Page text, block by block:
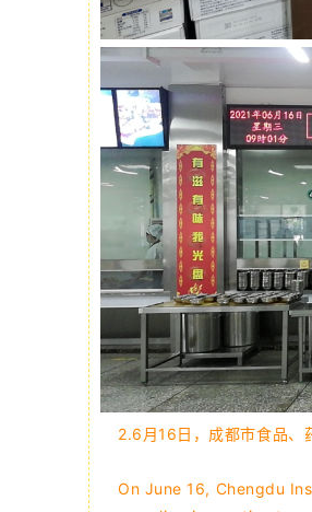
2.6月16日，成都市食品、
On June 16, Chengdu